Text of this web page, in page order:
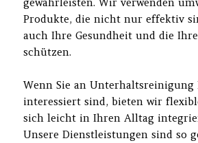
Produkte, die nicht nur effektiv
auch Ihre Gesundheit und die
schützen.
Wenn Sie an Unterhaltsreinigung
interessiert sind, bieten wir
sich leicht in Ihren Alltag
Unsere Dienstleistungen sind so